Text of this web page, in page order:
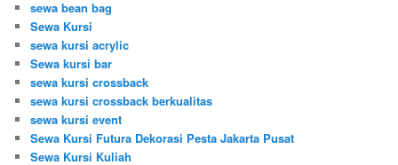
sewa bean bag
Sewa Kursi
sewa kursi acrylic
Sewa kursi bar
sewa kursi crossback
sewa kursi crossback berkualitas
sewa kursi event
Sewa Kursi Futura Dekorasi Pesta Jakarta Pusat
Sewa Kursi Kuliah